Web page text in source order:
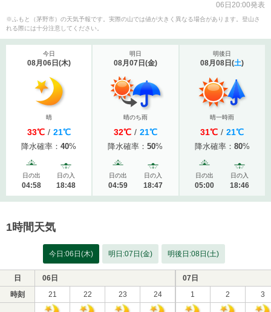
06日20:00発表
※ふもと（茅野市）の天気予報です。実際の山では値が大きく異なる場合があります。登山さ
れる際には十分注意してください。
今日
08月06日 (木)
晴
33℃ / 21℃
降水確率：40%
日の出
04:58
日の入
18:48
明日
08月07日 (金)
晴のち雨
32℃ / 21℃
降水確率：50%
日の出
04:59
日の入
18:47
明後日
08月08日(土)
晴一時雨
31℃ / 21℃
降水確率： 80%
日の出
05:00
日の入
18:46
1時間天気
今日:06日(木) 明日:07日(金) 明後日:08日(土)
日 06日
07日
時刻
21 22 23 24 1 2 3